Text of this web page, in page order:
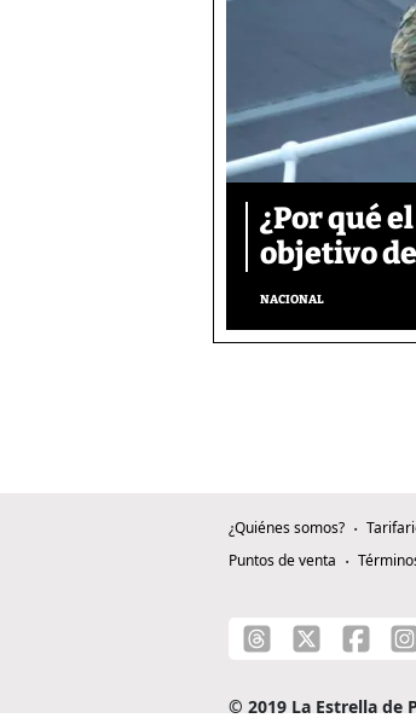
¿Por qué
objetivo
NACIONAL
¿Quiénes somos?
Puntos de venta
© 2019 La Estrella de